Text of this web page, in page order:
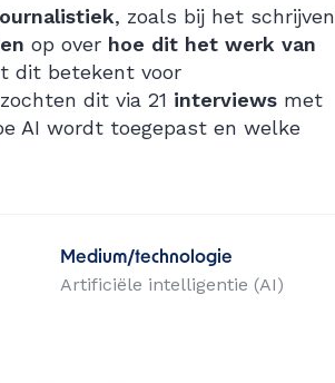
, zoals bij het schrijven
op over hoe dit het werk van
dit betekent voor
dit via 21 interviews met
AI wordt toegepast en welke
Medium/technologie
Artificiële intelligentie (AI)